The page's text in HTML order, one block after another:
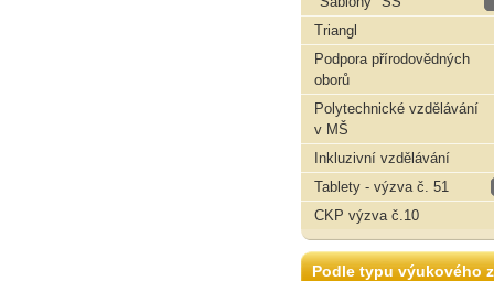
Triangl
Podpora přírodovědných
oborů
Polytechnické vzdělávání
v MŠ
Inkluzivní vzdělávání
Tablety - výzva č. 51
CKP výzva č.10
Podle typu výukového